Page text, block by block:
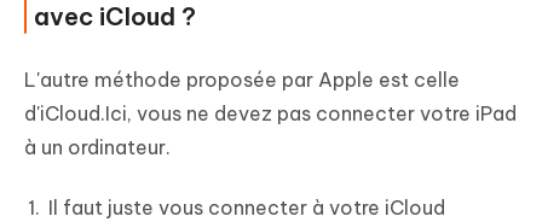
avec iCloud ?
L'autre méthode proposée par Apple est celle
d'iCloud.Ici, vous ne devez pas connecter votre iPad
à un ordinateur.
Il faut juste vous connecter à votre iCloud